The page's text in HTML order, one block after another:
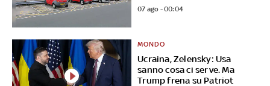
07 ago - 00:04
Ucraina, Zelensky: Usa
sanno cosa ci serve. Ma
Trump frena su Patriot
MONDO